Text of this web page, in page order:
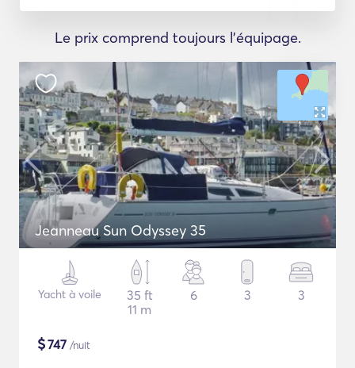
Le prix comprend toujours l'équipage.
Jeanneau Sun Odyssey 35
Yacht à voile
35 ft
11 m
6 3 3
$747 /nuit